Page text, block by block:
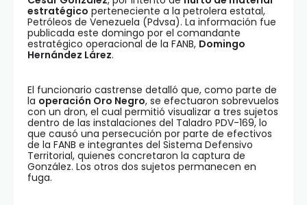
estratégico perteneciente a la petrolera estatal,
Petróleos de Venezuela (Pdvsa). La información fue
publicada este domingo por el comandante
estratégico operacional de la FANB, Domingo
Hernández Lárez.
El funcionario castrense detalló que, como parte de
la operación Oro Negro, se efectuaron sobrevuelos
con un dron, el cual permitió visualizar a tres sujetos
dentro de las instalaciones del Taladro PDV-169, lo
que causó una persecución por parte de efectivos
de la FANB e integrantes del Sistema Defensivo
Territorial, quienes concretaron la captura de
González. Los otros dos sujetos permanecen en
fuga.